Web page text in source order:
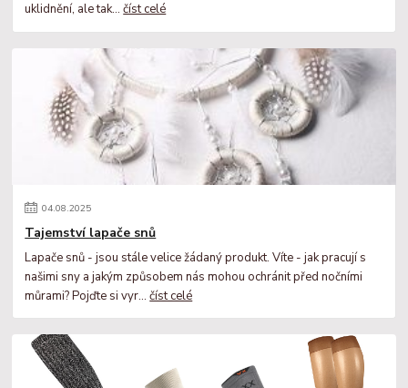
uklidnění, ale tak...číst celé
04.08.2025
Tajemství lapače snů
Lapače snů - jsou stále velice žádaný produkt. Víte - jak pracují s
našimi sny a jakým způsobem nás mohou ochránit před nočními
můrami? Pojďte si vyr...číst celé